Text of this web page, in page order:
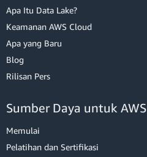
Apa Itu Data Lake?
Keamanan AWS Cloud
Apa yang Baru
Blog
Rilisan Pers
Sumber Daya untuk AWS
Memulai
Pelatihan dan Sertifikasi